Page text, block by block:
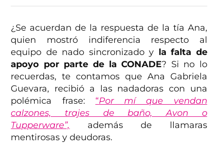
¿Se acuerdan de la respuesta de la tía Ana,
quien mostró indiferencia respecto al
equipo de nado sincronizado y la falta de
apoyo por parte de la CONADE? Si no lo
recuerdas, te contamos que Ana Gabriela
Guevara, recibió a las nadadoras con una
polémica frase: “Por mí que vendan
calzones, trajes de baño, Avon o
Tupperware”,
además de llamaras
mentirosas y deudoras.